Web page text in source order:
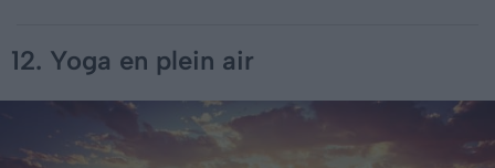
12. Yoga en plein air